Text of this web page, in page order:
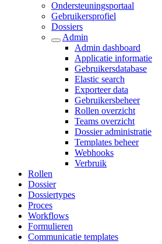
Ondersteuningsportaal
Gebruikersprofiel
Dossiers
Admin
Admin dashboard
Applicatie informatie
Gebruikersdatabase
Elastic search
Exporteer data
Gebruikersbeheer
Rollen overzicht
Teams overzicht
Dossier administratie
Templates beheer
Webhooks
Verbruik
Rollen
Dossier
Dossiertypes
Proces
Workflows
Formulieren
Communicatie templates